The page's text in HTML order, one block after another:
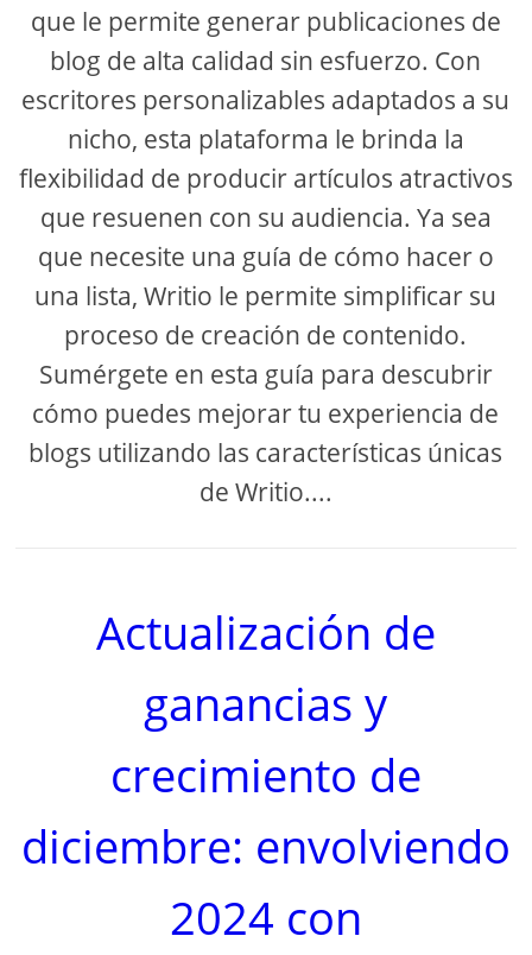
que le permite generar publicaciones de
blog de alta calidad sin esfuerzo. Con
escritores personalizables adaptados a su
nicho, esta plataforma le brinda la
flexibilidad de producir artículos atractivos
que resuenen con su audiencia. Ya sea
que necesite una guía de cómo hacer o
una lista, Writio le permite simplificar su
proceso de creación de contenido.
Sumérgete en esta guía para descubrir
cómo puedes mejorar tu experiencia de
blogs utilizando las características únicas
de Writio....
Actualización de
ganancias y
crecimiento de
diciembre: envolviendo
2024 con